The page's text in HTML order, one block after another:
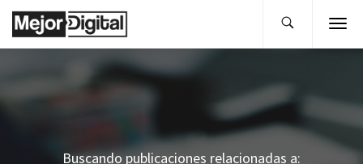
Buscando publicaciones relacionadas a: